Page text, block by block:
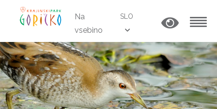
Na
vsebino
SLO